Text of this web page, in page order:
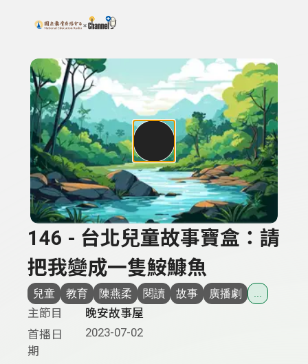
上方功能區塊
搜尋關鍵字：可輸入節目名稱、主持人或關鍵字
146 - 台北兒童故事寶盒：請
把我變成一隻鮟鱇魚
兒童 教育 陳燕柔 閱讀 故事 廣播劇 ...
主節目
晚安故事屋
首播日
期
2023-07-02